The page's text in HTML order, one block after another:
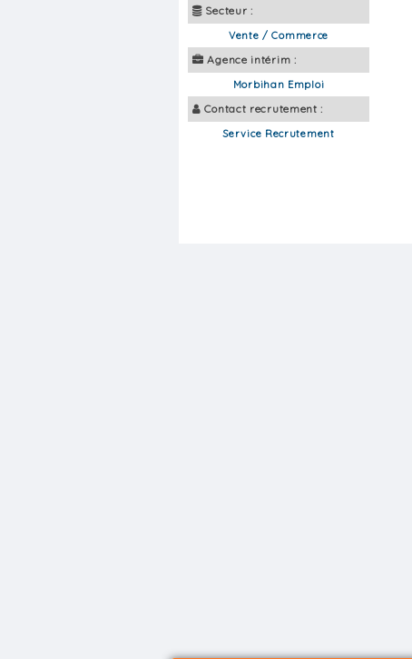
Secteur :
Vente / Commerce
Agence intérim :
Morbihan Emploi
Contact recrutement :
Service Recrutement